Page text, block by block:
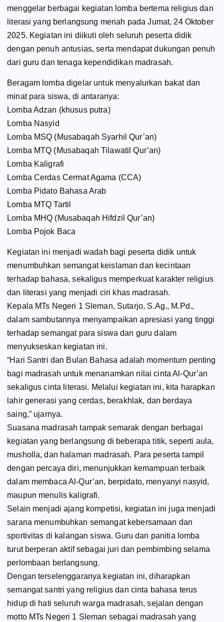
menggelar berbagai kegiatan lomba bertema religius dan
literasi yang berlangsung meriah pada Jumat, 24 Oktober
2025. Kegiatan ini diikuti oleh seluruh peserta didik
dengan penuh antusias, serta mendapat dukungan penuh
dari guru dan tenaga kependidikan madrasah.
Beragam lomba digelar untuk menyalurkan bakat dan
minat para siswa, di antaranya:
Lomba Adzan (khusus putra)
Lomba Nasyid
Lomba MSQ (Musabaqah Syarhil Qur’an)
Lomba MTQ (Musabaqah Tilawatil Qur’an)
Lomba Kaligrafi
Lomba Cerdas Cermat Agama (CCA)
Lomba Pidato Bahasa Arab
Lomba MTQ Tartil
Lomba MHQ (Musabaqah Hifdzil Qur’an)
Lomba Pojok Baca
Kegiatan ini menjadi wadah bagi peserta didik untuk
menumbuhkan semangat keislaman dan kecintaan
terhadap bahasa, sekaligus memperkuat karakter religius
dan literasi yang menjadi ciri khas madrasah.
Kepala MTs Negeri 1 Sleman, Sutarjo, S.Ag., M.Pd.,
dalam sambutannya menyampaikan apresiasi yang tinggi
terhadap semangat para siswa dan guru dalam
menyukseskan kegiatan ini.
“Hari Santri dan Bulan Bahasa adalah momentum penting
bagi madrasah untuk menanamkan nilai cinta Al-Qur’an
sekaligus cinta literasi. Melalui kegiatan ini, kita harapkan
lahir generasi yang cerdas, berakhlak, dan berdaya
saing,” ujarnya.
Suasana madrasah tampak semarak dengan berbagai
kegiatan yang berlangsung di beberapa titik, seperti aula,
musholla, dan halaman madrasah. Para peserta tampil
dengan percaya diri, menunjukkan kemampuan terbaik
dalam membaca Al-Qur’an, berpidato, menyanyi nasyid,
maupun menulis kaligrafi.
Selain menjadi ajang kompetisi, kegiatan ini juga menjadi
sarana menumbuhkan semangat kebersamaan dan
sportivitas di kalangan siswa. Guru dan panitia lomba
turut berperan aktif sebagai juri dan pembimbing selama
perlombaan berlangsung.
Dengan terselenggaranya kegiatan ini, diharapkan
semangat santri yang religius dan cinta bahasa terus
hidup di hati seluruh warga madrasah, sejalan dengan
motto MTs Negeri 1 Sleman sebagai madrasah yang